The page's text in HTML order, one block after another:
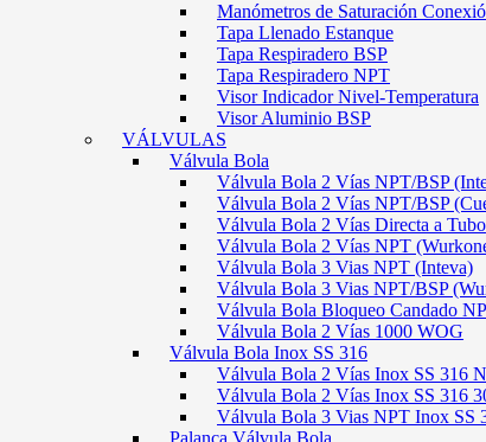
Manómetros de Saturación
Tapa Llenado Estanque
Tapa Respiradero BSP
Tapa Respiradero NPT
Visor Indicador Nivel-Temperatura
Visor Aluminio BSP
VÁLVULAS
Válvula Bola
Válvula Bola 2 Vías NPT/BSP
Válvula Bola 2 Vías NPT/BSP
Válvula Bola 2 Vías Directa a Tubo
Válvula Bola 2 Vías NPT
Válvula Bola 3 Vias NPT (Inteva)
Válvula Bola 3 Vias NPT/BSP
Válvula Bola Bloqueo Candado
Válvula Bola 2 Vías 1000 WOG
Válvula Bola Inox SS 316
Válvula Bola 2 Vías Inox SS 316
Válvula Bola 2 Vías Inox SS 316
Válvula Bola 3 Vias NPT Inox SS
Palanca Válvula Bola